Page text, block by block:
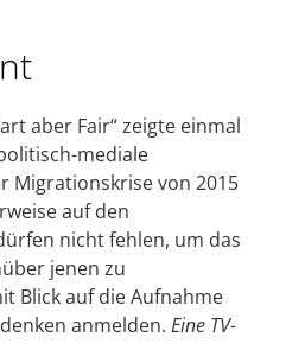
aber Fair“ zeigte einmal
mediale
Migrationskrise von 2015
auf den
nicht fehlen, um das
jenen zu
Blick auf die Aufnahme
anmelden. Eine TV-